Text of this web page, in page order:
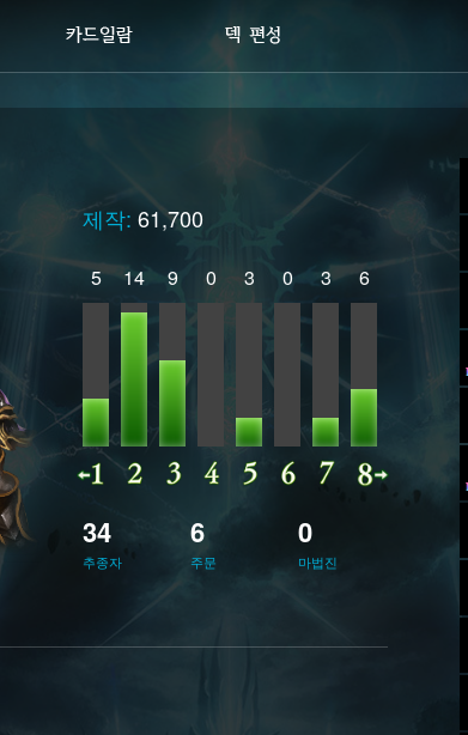
제작: 61,700
5 14 9 0 3 0 3 6
34
추종자
6
주문
0
마법진